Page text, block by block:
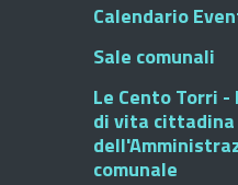
Calendario
Sale comunali
Le Cento Torri
di vita cittadina
comunale